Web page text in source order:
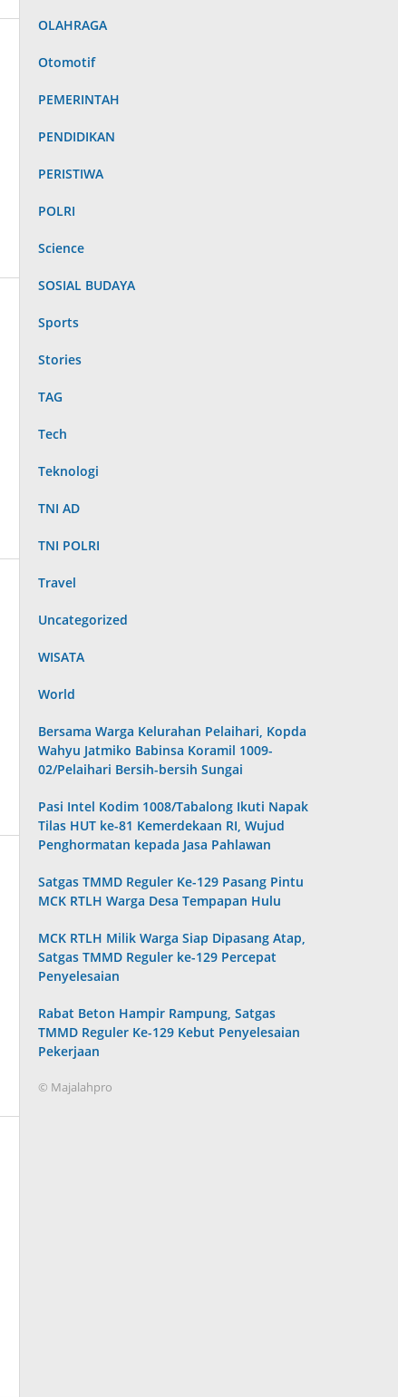
OLAHRAGA
Otomotif
PEMERINTAH
PENDIDIKAN
PERISTIWA
POLRI
Science
SOSIAL BUDAYA
Sports
Stories
TAG
Tech
Teknologi
TNI AD
TNI POLRI
Travel
Uncategorized
WISATA
World
Bersama Warga Kelurahan Pelaihari, Kopda
Wahyu Jatmiko Babinsa Koramil 1009-
02/Pelaihari Bersih-bersih Sungai
Pasi Intel Kodim 1008/Tabalong Ikuti Napak
Tilas HUT ke-81 Kemerdekaan RI, Wujud
Penghormatan kepada Jasa Pahlawan
Satgas TMMD Reguler Ke-129 Pasang Pintu
MCK RTLH Warga Desa Tempapan Hulu
MCK RTLH Milik Warga Siap Dipasang Atap,
Satgas TMMD Reguler ke-129 Percepat
Penyelesaian
Rabat Beton Hampir Rampung, Satgas
TMMD Reguler Ke-129 Kebut Penyelesaian
Pekerjaan
© Majalahpro